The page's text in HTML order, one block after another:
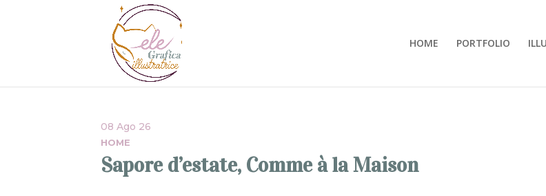
HOME PORTFOLIO
HOME
08 Ago 26
Sapore d’estate, Comme à la Maison